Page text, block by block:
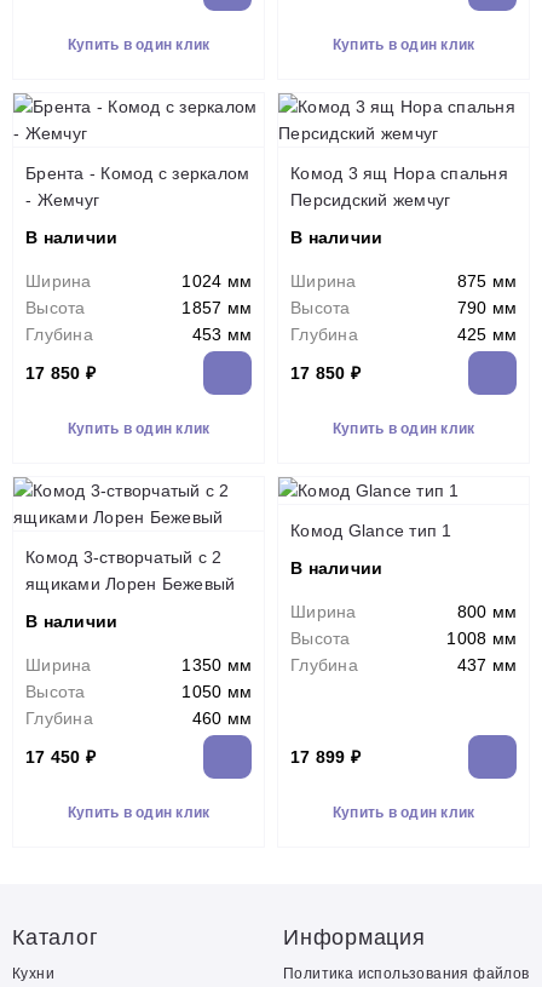
Купить в один клик Купить в один клик
Брента - Комод с зеркалом
- Жемчуг
В наличии
Ширина
1024 мм
Высота
1857 мм
Глубина
453 мм
17 850 ₽
Купить в один клик
Комод 3 ящ Нора спальня
Персидский жемчуг
В наличии
Ширина
875 мм
Высота
790 мм
Глубина
425 мм
17 850 ₽
Купить в один клик
Комод 3-створчатый с 2
ящиками Лорен Бежевый
В наличии
Ширина
1350 мм
Высота
1050 мм
Глубина
460 мм
17 450 ₽
Купить в один клик
Комод Glance тип 1
В наличии
Ширина
800 мм
Высота
1008 мм
Глубина
437 мм
17 899 ₽
Купить в один клик
Каталог
Кухни
Информация
Политика использования файлов